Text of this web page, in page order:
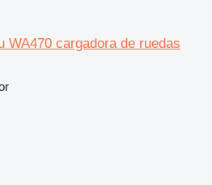
WA470 cargadora de ruedas